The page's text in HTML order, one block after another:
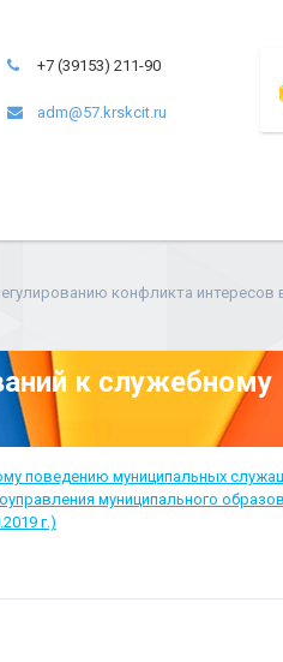
+7 (39153) 211-90
adm@57.krskcit.ru
конфликта интересов
к служебному
поведению муниципальных
муниципального
г.)